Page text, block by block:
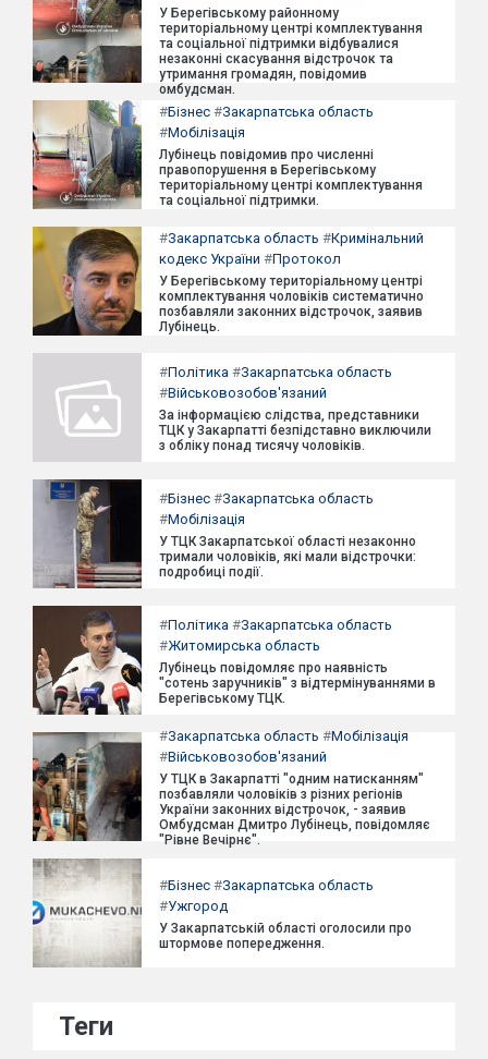
У Берегівському районному
територіальному центрі комплектування
та соціальної підтримки відбувалися
незаконні скасування відстрочок та
утримання громадян, повідомив
омбудсман.
#Бізнес #Закарпатська область
#Мобілізація
Лубінець повідомив про численні
правопорушення в Берегівському
територіальному центрі комплектування
та соціальної підтримки.
#Закарпатська область #Кримінальний
кодекс України #Протокол
У Берегівському територіальному центрі
комплектування чоловіків систематично
позбавляли законних відстрочок, заявив
Лубінець.
#Політика #Закарпатська область
#Військовозобов'язаний
За інформацією слідства, представники
ТЦК у Закарпатті безпідставно виключили
з обліку понад тисячу чоловіків.
#Бізнес #Закарпатська область
#Мобілізація
У ТЦК Закарпатської області незаконно
тримали чоловіків, які мали відстрочки:
подробиці події.
#Політика #Закарпатська область
#Житомирська область
Лубінець повідомляє про наявність
"сотень заручників" з відтермінуваннями в
Берегівському ТЦК.
#Закарпатська область #Мобілізація
#Військовозобов'язаний
У ТЦК в Закарпатті "одним натисканням"
позбавляли чоловіків з різних регіонів
України законних відстрочок, - заявив
Омбудсман Дмитро Лубінець, повідомляє
"Рівне Вечірнє".
#Бізнес #Закарпатська область
#Ужгород
У Закарпатській області оголосили про
штормове попередження.
Теги